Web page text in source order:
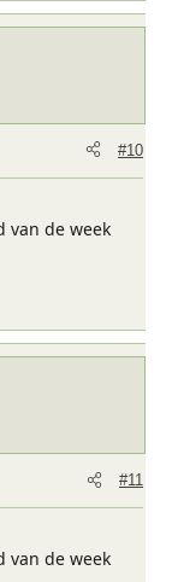
#10
van de week
#11
van de week